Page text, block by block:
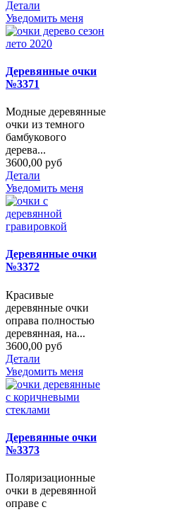
Детали
Уведомить меня
Деревянные очки
№3371
Модные деревянные
очки из темного
бамбукового
дерева...
3600,00 руб
Детали
Уведомить меня
Деревянные очки
№3372
Красивые
деревянные очки
оправа полностью
деревянная, на...
3600,00 руб
Детали
Уведомить меня
Деревянные очки
№3373
Поляризационные
очки в деревянной
оправе с